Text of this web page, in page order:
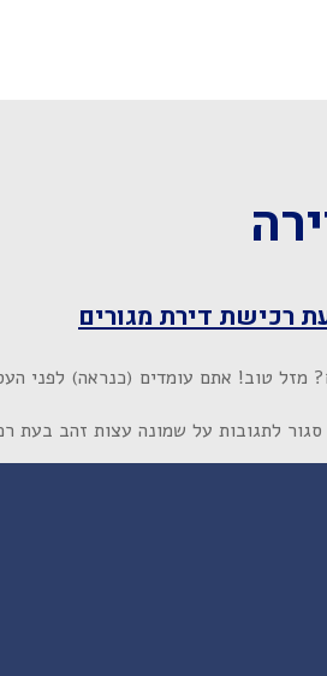
רכישת דירת מגורים
מזל טוב! אתם עומדים (כנראה) לפני
סגור לתגובות על שמונה עצות זהב בעת